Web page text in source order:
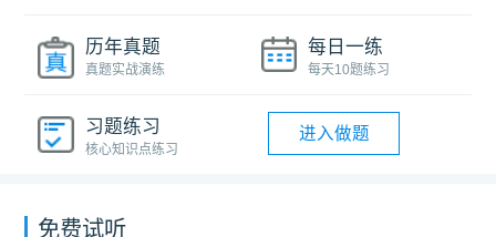
历年真题
真题实战演练
每日一练
每天10题练习
习题练习
核心知识点练习
进入做题
免费试听